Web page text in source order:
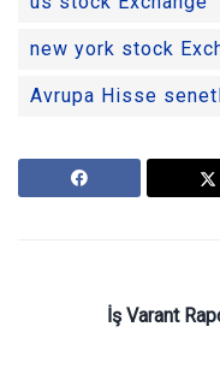
new york stock
Avrupa Hisse
İş Varant